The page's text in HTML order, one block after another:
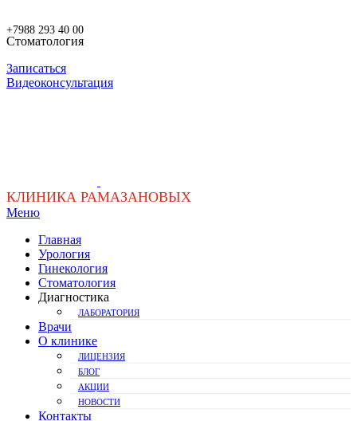
+7988 293 40 00
Стоматология
Записаться
Видеоконсультация
КЛИНИКА РАМАЗАНОВЫХ
Меню
Главная
Урология
Гинекология
Стоматология
Диагностика
ЛАБОРАТОРИЯ
Врачи
О клинике
ЛИЦЕНЗИЯ
БЛОГ
АКЦИИ
НОВОСТИ
Контакты